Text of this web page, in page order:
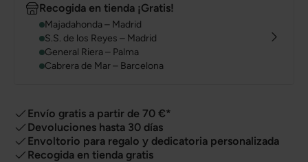
Recogida en tienda ¡Gratis!
Majadahonda – Madrid
S.S. de los Reyes – Madrid
General Riera – Palma
Cabrera de Mar – Barcelona
Envío gratis a partir de 70 €*
Devoluciones hasta 30 días
Envoltorio para regalo y dedicatoria personalizada
Recogida en tienda gratis